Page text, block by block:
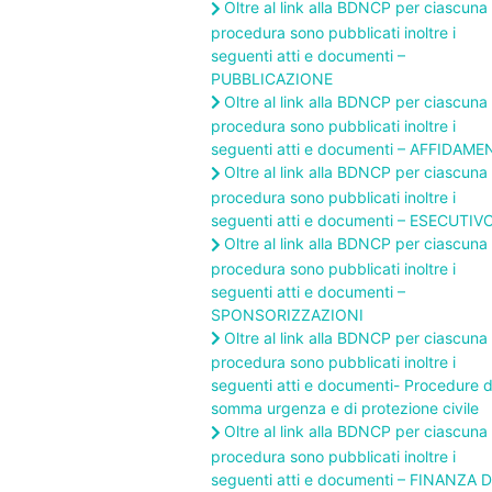
Oltre al link alla BDNCP per ciascuna
procedura sono pubblicati inoltre i
seguenti atti e documenti –
PUBBLICAZIONE
Oltre al link alla BDNCP per ciascuna
procedura sono pubblicati inoltre i
seguenti atti e documenti –
Oltre al link alla BDNCP per ciascuna
procedura sono pubblicati inoltre i
seguenti atti e documenti –
Oltre al link alla BDNCP per ciascuna
procedura sono pubblicati inoltre i
seguenti atti e documenti –
SPONSORIZZAZIONI
Oltre al link alla BDNCP per ciascuna
procedura sono pubblicati inoltre i
seguenti atti e documenti- Procedure
somma urgenza e di protezione civile
Oltre al link alla BDNCP per ciascuna
procedura sono pubblicati inoltre i
seguenti atti e documenti – FINANZA